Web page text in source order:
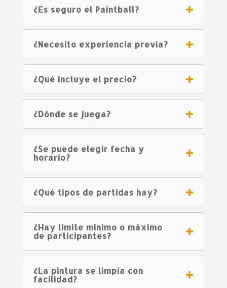
¿Es seguro el Paintball?
¿Necesito experiencia previa?
¿Qué incluye el precio?
¿Dónde se juega?
¿Se puede elegir fecha y
horario?
¿Qué tipos de partidas hay?
¿Hay límite mínimo o máximo
de participantes?
¿La pintura se limpia con
facilidad?